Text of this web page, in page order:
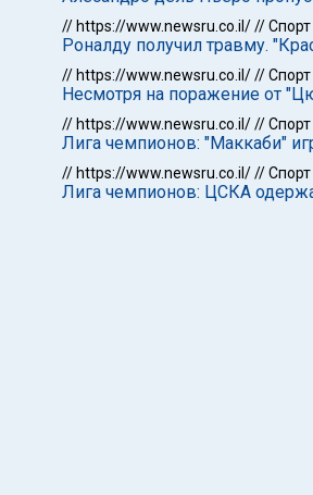
// https://www.newsru.co.il///Спорт
Роналду получил травму.
// https://www.newsru.co.il///Спорт
Несмотря на поражение от
// https://www.newsru.co.il///Спорт
Лига чемпионов: "Маккаби"
// https://www.newsru.co.il///Спорт
Лига чемпионов: ЦСКА